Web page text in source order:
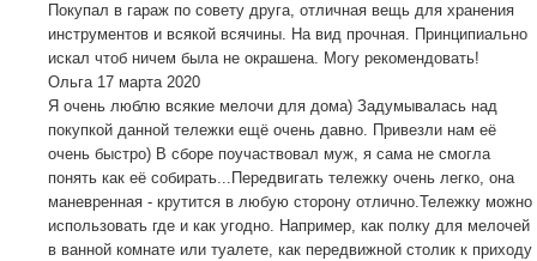
Покупал в гараж по совету друга, отличная вещь для хранения
инструментов и всякой всячины. На вид прочная. Принципиально
искал чтоб ничем была не окрашена. Могу рекомендовать!
Ольга 17 марта 2020
Я очень люблю всякие мелочи для дома) Задумывалась над
покупкой данной тележки ещё очень давно. Привезли нам её
очень быстро) В сборе поучаствовал муж, я сама не смогла
понять как её собирать...Передвигать тележку очень легко, она
маневренная - крутится в любую сторону отлично.Тележку можно
использовать где и как угодно. Например, как полку для мелочей
в ванной комнате или туалете, как передвижной столик к приходу